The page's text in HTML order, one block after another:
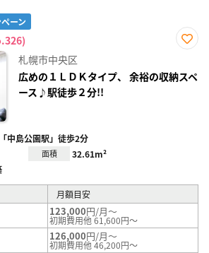
ーン
り登
録
札幌市中央区
広めの１ＬＤＫタイプ、 余裕の収納スペ
ース♪駅徒歩２分!!
中島公園駅」徒歩2分
面積 32.61m²
月額目安
123,000円/月～
初期費用他 61,600円～
126,000円/月～
初期費用他 46,200円～